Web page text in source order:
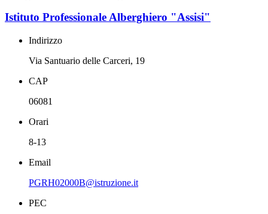
Istituto Professionale Alberghiero "Assisi"
Indirizzo
Via Santuario delle Carceri, 19
CAP
06081
Orari
8-13
Email
PGRH02000B@istruzione.it
PEC